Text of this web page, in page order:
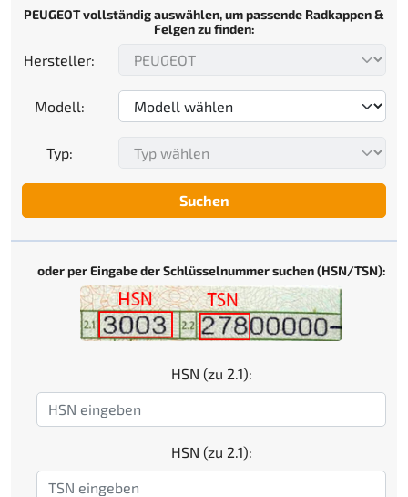
PEUGEOT vollständig auswählen, um passende Radkappen &
Felgen zu finden:
Hersteller:
Modell:
Typ:
Suchen
oder per Eingabe der Schlüsselnummer suchen (HSN/TSN):
HSN (zu 2.1):
HSN (zu 2.1):